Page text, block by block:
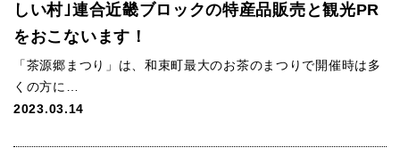
しい村｣連合近畿ブロックの特産品販売と観光PR
をおこないます！
「茶源郷まつり」は、和束町最大のお茶のまつりで開催時は多
くの方に…
2023.03.14